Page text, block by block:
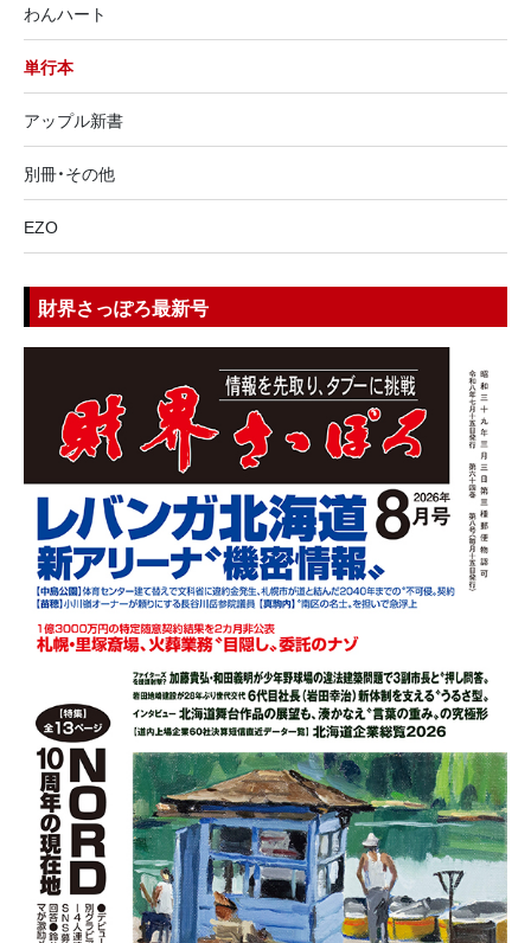
わんハート
単行本
アップル新書
別冊・その他
EZO
財界さっぽろ最新号